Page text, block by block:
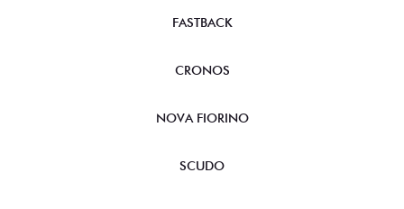
FASTBACK
CRONOS
NOVA FIORINO
SCUDO